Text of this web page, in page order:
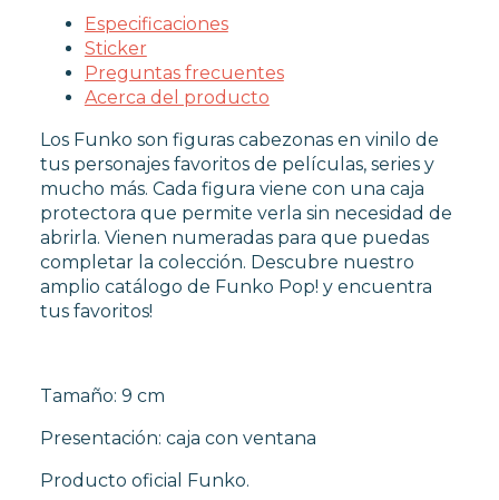
WARHAMMER
MERCHANDISING
JUEGOS
Especificaciones
Sticker
Preguntas frecuentes
Acerca del producto
Los Funko son figuras cabezonas en vinilo de
tus personajes favoritos de películas, series y
mucho más. Cada figura viene con una caja
protectora que permite verla sin necesidad de
abrirla. Vienen numeradas para que puedas
completar la colección. Descubre nuestro
amplio catálogo de Funko Pop! y encuentra
tus favoritos!
Tamaño: 9 cm
Presentación: caja con ventana
Producto oficial Funko.